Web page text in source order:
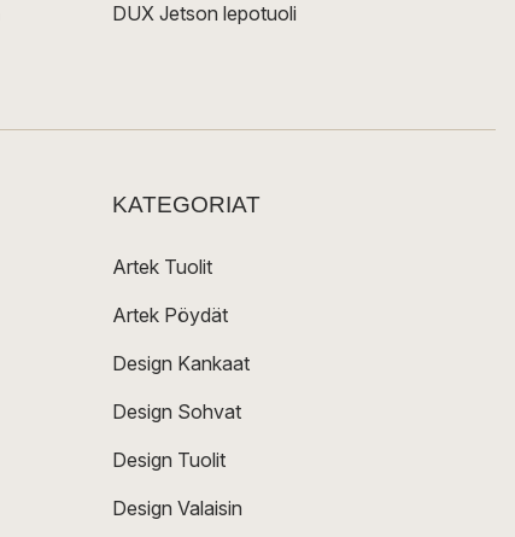
DUX Jetson lepotuoli
KATEGORIAT
Artek Tuolit
Artek Pöydät
Design Kankaat
Design Sohvat
Design Tuolit
Design Valaisin